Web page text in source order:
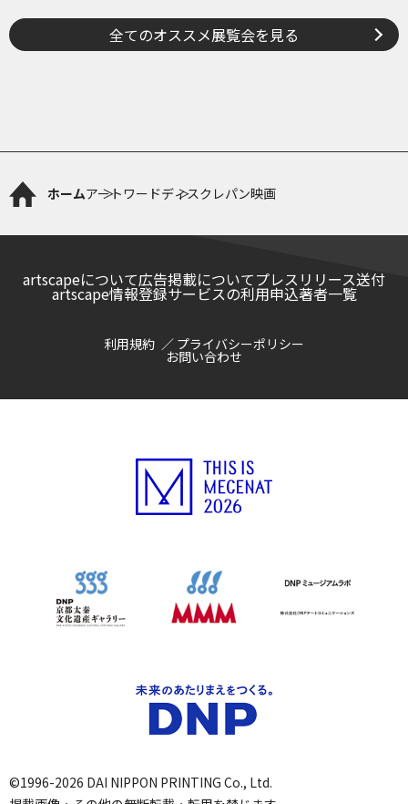
全てのオススメ展覧会を見る
ホームアートワードディスクレパン映画
artscapeについて広告掲載についてプレスリリース送付
artscape情報登録サービスの利用申込著者一覧
利用規約 プライバシーポリシー
お問い合わせ
©1996-2026 DAI NIPPON PRINTING Co., Ltd.